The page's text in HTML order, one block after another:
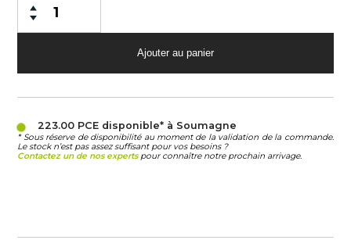
223.00 PCEdisponible* à Soumagne
* Sous réserve de disponibilité au moment de la validation de la commande.
Le stock n’est pas assez suffisant pour vos besoins ?
Contactez un de nos expertspour connaître notre prochain arrivage.